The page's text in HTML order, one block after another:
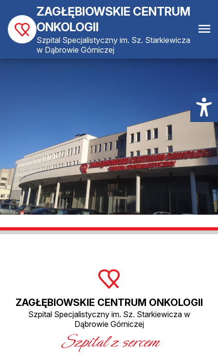
ZAGŁĘBIOWSKIE CENTRUM
ONKOLOGII
Szpital Specjalistyczny im. Sz. Starkiewicza
w Dąbrowie Górniczej
ZAGŁĘBIOWSKIE CENTRUM ONKOLOGII
Szpital Specjalistyczny im. Sz. Starkiewicza w
Dąbrowie Górniczej
Szpital z sercem